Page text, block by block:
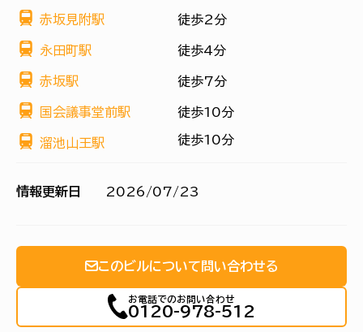
赤坂見附駅 徒歩2分
永田町駅 徒歩4分
赤坂駅 徒歩7分
国会議事堂前駅 徒歩10分
溜池山王駅 徒歩10分
情報更新日 2026/07/23
このビルについて問い合わせる
お電話でのお問い合わせ
0120-978-512